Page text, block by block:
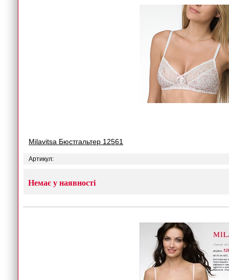
Milavitsa Бюстгальтер 12561
Артикул:
Немає у наявності